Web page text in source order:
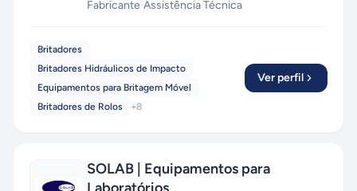
Fabricante·Assistência Técnica
Britadores
Britadores Hidráulicos de Impacto
Equipamentos para Britagem Móvel
Britadores de Rolos
+8
Ver perfil
SOLAB | Equipamentos para